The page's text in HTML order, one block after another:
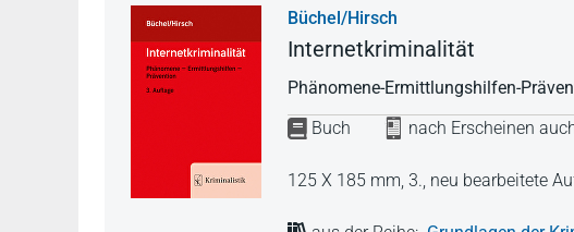
Büchel/Hirsch
Internetkriminalität
Phänomene-Ermittlungshilfen-
Buch
nach Erscheinen
125 X 185 mm, 3., neu bearbeitete